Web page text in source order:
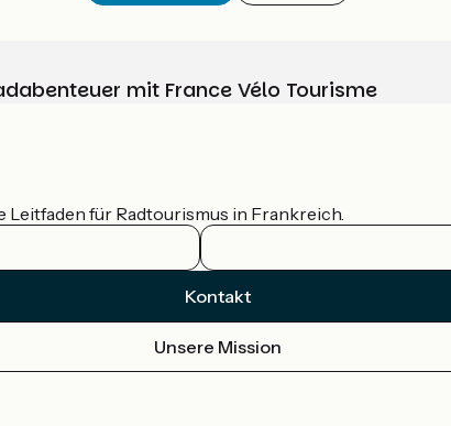
mit France Vélo Tourisme
Leitfaden für Radtourismus in Frankreich.
Kontakt
Unsere Mission